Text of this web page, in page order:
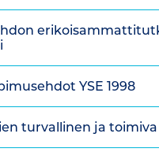
YSE 1998
turvallinen ja